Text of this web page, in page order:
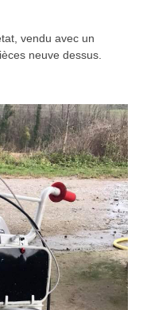
vendu avec un
neuve dessus.